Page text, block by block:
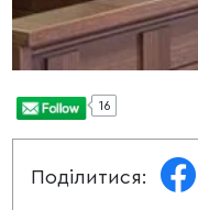
16
Поділитися: